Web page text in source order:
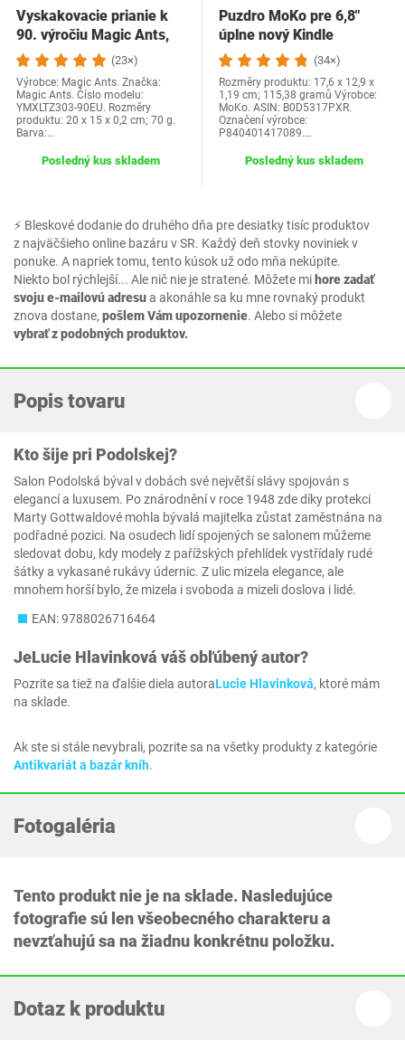
⚡ Bleskové dodanie do druhého dňa pre desiatky tisíc produktov
z najväčšieho online bazáru v SR. Každý deň stovky noviniek v
ponuke. A napriek tomu, tento kúsok už odo mňa nekúpite.
Niekto bol rýchlejší... Ale nič nie je stratené. Môžete mihore zadať
svoju e-mailovú adresua akonáhle sa ku mne rovnaký produkt
znova dostane, pošlem Vám upozornenie. Alebo si môžete
vybrať z podobných produktov.
Vyskakovacie prianie k
90. výročiu Magic Ants,
prianie k…
(23×)
Výrobce: Magic Ants. Značka:
Magic Ants. Číslo modelu:
YMXLTZ303-90EU. Rozměry
produktu: 20 x 15 x 0,2 cm; 70 g.
Barva:…
Posledný kus skladem
Puzdro MoKo pre 6,8"
úplne nový Kindle
Paperwhite (model…
(34×)
Rozměry produktu: 17,6 x 12,9 x
1,19 cm; 115,38 gramů Výrobce:
MoKo. ASIN: B0D5317PXR.
Označení výrobce:
P840401417089.…
Posledný kus skladem
Popis tovaru
Kto šije pri Podolskej?
Salon Podolská býval v dobách své největší slávy spojován s
elegancí a luxusem. Po znárodnění v roce 1948 zde díky protekci
Marty Gottwaldové mohla bývalá majitelka zůstat zaměstnána na
podřadné pozici. Na osudech lidí spojených se salonem můžeme
sledovat dobu, kdy modely z pařížských přehlídek vystřídaly rudé
šátky a vykasané rukávy údernic. Z ulic mizela elegance, ale
mnohem horší bylo, že mizela i svoboda a mizeli doslova i lidé.
EAN: 9788026716464
JeLucie Hlavinková váš obľúbený autor?
Pozrite sa tiež na ďalšie diela autoraLucie Hlavinková, ktoré mám
na sklade.
Ak ste si stále nevybrali, pozrite sa na všetky produkty z kategórie
Antikvariát a bazár kníh.
Fotogaléria
Tento produkt nie je na sklade. Nasledujúce
fotografie sú len všeobecného charakteru a
nevzťahujú sa na žiadnu konkrétnu položku.
Dotaz k produktu